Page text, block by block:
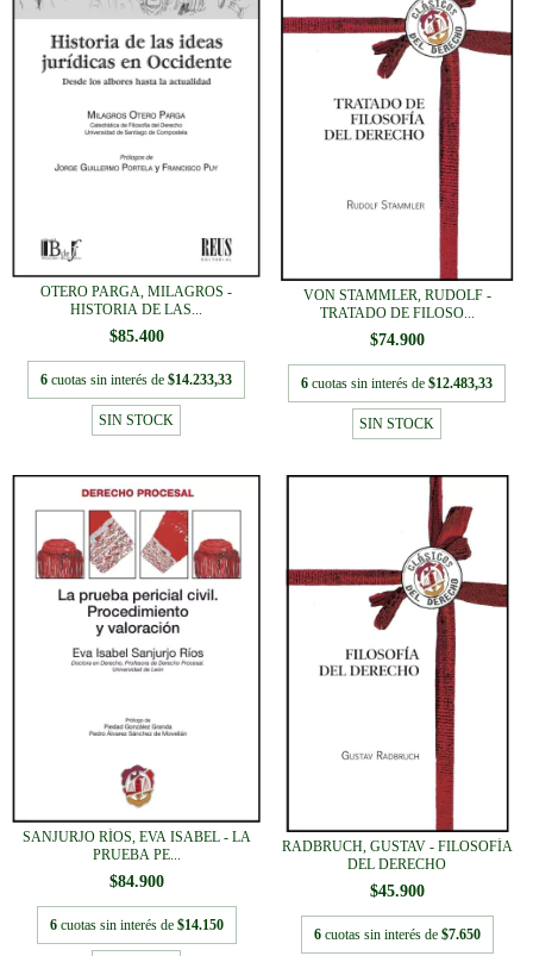
OTERO PARGA, MILAGROS -
HISTORIA DE LAS...
$85.400
6 cuotas sin interés de $14.233,33
SIN STOCK
VON STAMMLER, RUDOLF -
TRATADO DE FILOSO...
$74.900
6 cuotas sin interés de $12.483,33
SIN STOCK
SANJURJO RÍOS, EVA ISABEL - LA
PRUEBA PE...
$84.900
6 cuotas sin interés de $14.150
RADBRUCH, GUSTAV - FILOSOFÍA
DEL DERECHO
$45.900
6 cuotas sin interés de $7.650